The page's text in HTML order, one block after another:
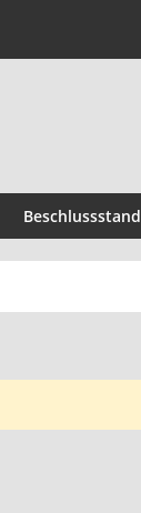
Beschlussstand